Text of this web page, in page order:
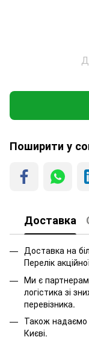
Поширити у
Доставка
Доставка на
Перелік
Ми є
логістика зі
перевізника.
Також надаємо
Києві.